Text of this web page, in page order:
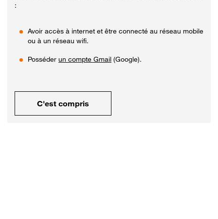
:
Avoir accès à internet et être connecté au réseau mobile
ou à un réseau wifi.
Posséder un compte Gmail (Google).
C'est compris